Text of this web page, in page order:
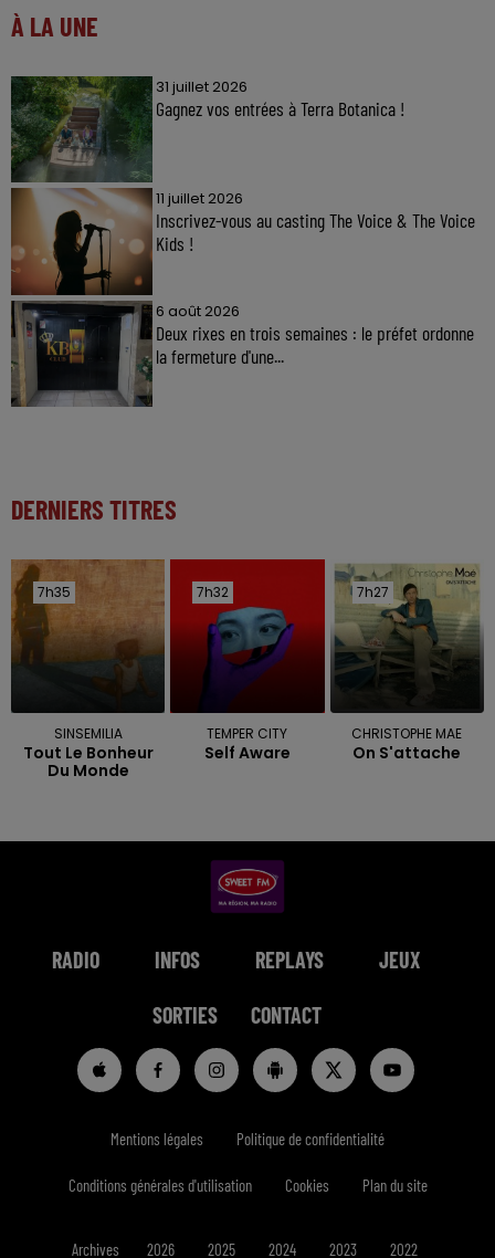
À LA UNE
31 juillet 2026
Gagnez vos entrées à Terra Botanica !
11 juillet 2026
Inscrivez-vous au casting The Voice & The Voice
Kids !
6 août 2026
Deux rixes en trois semaines : le préfet ordonne
la fermeture d'une...
DERNIERS TITRES
7h35
7h35
SINSEMILIA
Tout Le Bonheur
Du Monde
7h32
7h32
TEMPER CITY
Self Aware
7h27
7h27
CHRISTOPHE MAE
On S'attache
RADIO INFOS REPLAYS JEUX
SORTIES CONTACT
Mentions légales Politique de confidentialité
Conditions générales d'utilisation Cookies Plan du site
Archives 2026 2025 2024 2023 2022